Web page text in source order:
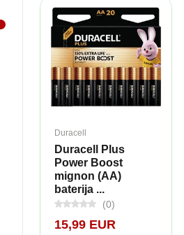
Duracell
Duracell Plus
Power Boost
mignon (AA)
baterija ...
(0)
15,99 EUR